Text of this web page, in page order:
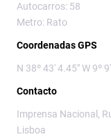
Autocarros: 58
Metro: Rato
Coordenadas GPS
N 38º 43' 4.45" W 9º
Contacto
Imprensa Nacional,
Lisboa